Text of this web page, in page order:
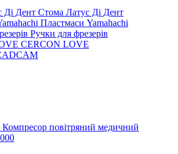
Стома Латус Ді Дент
Пластмаси Yamahachi
Ручки для фрезерів
CERCON LOVE
Компресор повітряний медичний